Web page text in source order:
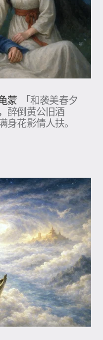
蒙
「和袭美春夕
醉倒黄公旧酒
身花影倩人扶。